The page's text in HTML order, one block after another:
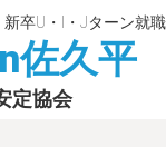
新卒U・I・Jターン就
佐久平
定協会